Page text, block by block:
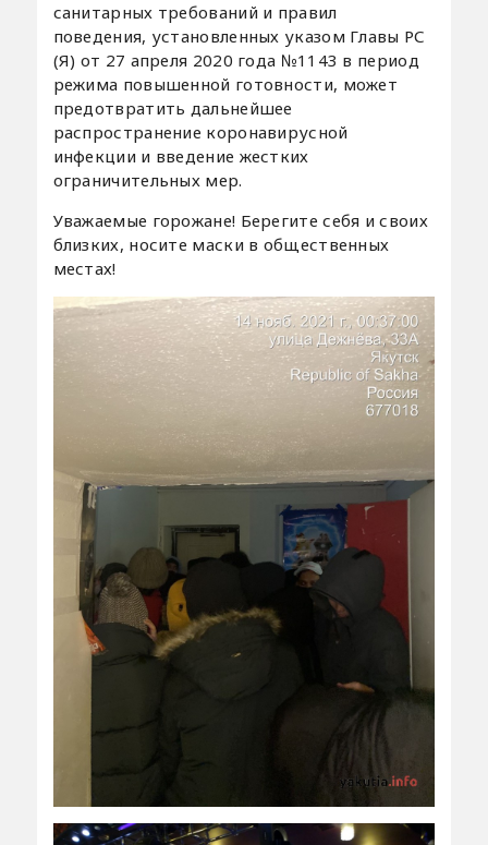
санитарных требований и правил
поведения, установленных указом Главы РС
(Я) от 27 апреля 2020 года №1143 в период
режима повышенной готовности, может
предотвратить дальнейшее
распространение коронавирусной
инфекции и введение жестких
ограничительных мер.
Уважаемые горожане! Берегите себя и своих
близких, носите маски в общественных
местах!